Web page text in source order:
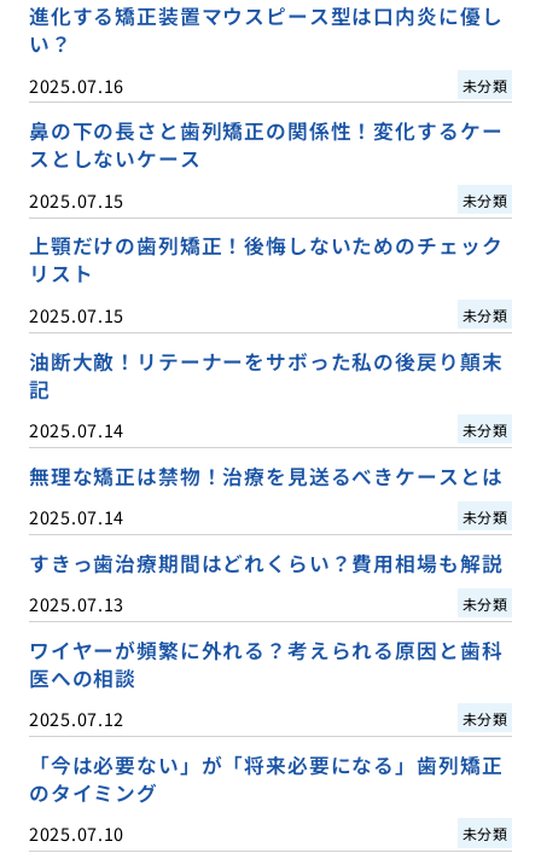
進化する矯正装置マウスピース型は口内炎に優し
い？
2025.07.16 未分類
鼻の下の長さと歯列矯正の関係性！変化するケー
スとしないケース
2025.07.15 未分類
上顎だけの歯列矯正！後悔しないためのチェック
リスト
2025.07.15 未分類
油断大敵！リテーナーをサボった私の後戻り顛末
記
2025.07.14 未分類
無理な矯正は禁物！治療を見送るべきケースとは
2025.07.14 未分類
すきっ歯治療期間はどれくらい？費用相場も解説
2025.07.13 未分類
ワイヤーが頻繁に外れる？考えられる原因と歯科
医への相談
2025.07.12 未分類
「今は必要ない」が「将来必要になる」歯列矯正
のタイミング
2025.07.10 未分類